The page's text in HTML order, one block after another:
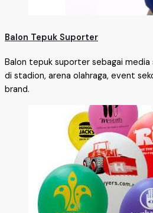
Balon Tepuk Suporter
Balon tepuk suporter sebagai
di stadion, arena olahraga, event
brand.